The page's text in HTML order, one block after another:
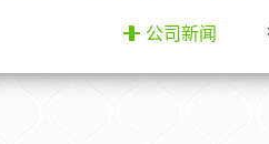
公司新闻